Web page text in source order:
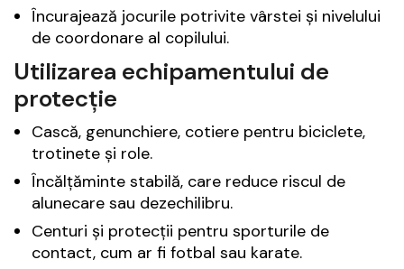
Încurajează jocurile potrivite vârstei și nivelului
de coordonare al copilului.
Utilizarea echipamentului de
protecție
Cască, genunchiere, cotiere pentru biciclete,
trotinete și role.
Încălțăminte stabilă, care reduce riscul de
alunecare sau dezechilibru.
Centuri și protecții pentru sporturile de
contact, cum ar fi fotbal sau karate.